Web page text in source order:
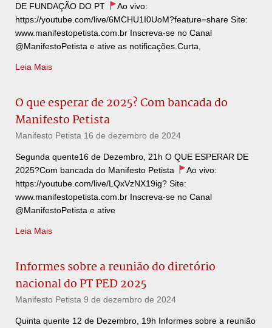
DE FUNDAÇÃO DO PT
Ao vivo:
https://youtube.com/live/6MCHU1I0UoM?feature=share Site:
www.manifestopetista.com.br Inscreva-se no Canal
@ManifestoPetista e ative as notificações.Curta,
Leia Mais
O que esperar de 2025? Com bancada do
Manifesto Petista
Manifesto Petista 16 de dezembro de 2024
Segunda quente16 de Dezembro, 21h O QUE ESPERAR DE
2025?Com bancada do Manifesto Petista
Ao vivo:
https://youtube.com/live/LQxVzNX19ig? Site:
www.manifestopetista.com.br Inscreva-se no Canal
@ManifestoPetista e ative
Leia Mais
Informes sobre a reunião do diretório
nacional do PT PED 2025
Manifesto Petista 9 de dezembro de 2024
Quinta quente 12 de Dezembro, 19h Informes sobre a reunião